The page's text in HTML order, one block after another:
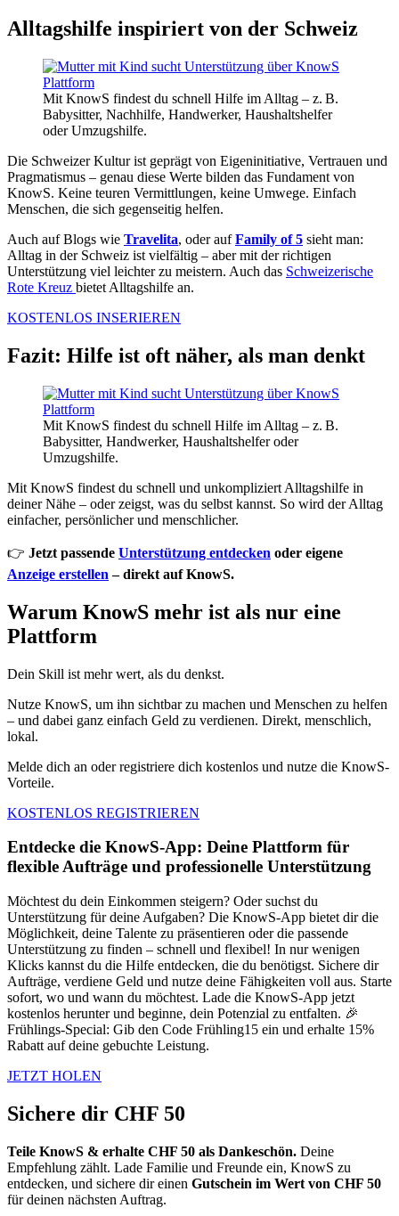
Alltagshilfe inspiriert von der Schweiz
Mit KnowS findest du schnell Hilfe im Alltag – z. B.
Babysitter, Nachhilfe, Handwerker, Haushaltshelfer
oder Umzugshilfe.
Die Schweizer Kultur ist geprägt von Eigeninitiative, Vertrauen und
Pragmatismus – genau diese Werte bilden das Fundament von
KnowS. Keine teuren Vermittlungen, keine Umwege. Einfach
Menschen, die sich gegenseitig helfen.
Auch auf Blogs wie Travelita, oder aufFamily of 5 sieht man:
Alltag in der Schweiz ist vielfältig – aber mit der richtigen
Unterstützung viel leichter zu meistern. Auch das Schweizerische
Rote Kreuz bietet Alltagshilfe an.
KOSTENLOS INSERIEREN
Fazit: Hilfe ist oft näher, als man denkt
Mit KnowS findest du schnell Hilfe im Alltag – z. B.
Babysitter, Handwerker, Haushaltshelfer oder
Umzugshilfe.
Mit KnowS findest du schnell und unkompliziert Alltagshilfe in
deiner Nähe – oder zeigst, was du selbst kannst. So wird der Alltag
einfacher, persönlicher und menschlicher.
👉 Jetzt passende Unterstützung entdecken oder eigene
Anzeige erstellen – direkt auf KnowS.
Warum KnowS mehr ist als nur eine
Plattform
Dein Skill ist mehr wert, als du denkst.
Nutze KnowS, um ihn sichtbar zu machen und Menschen zu helfen
– und dabei ganz einfach Geld zu verdienen. Direkt, menschlich,
lokal.
Melde dich an oder registriere dich kostenlos und nutze die KnowS-
Vorteile.
KOSTENLOS REGISTRIEREN
Entdecke die KnowS-App: Deine Plattform für
flexible Aufträge und professionelle Unterstützung
Möchtest du dein Einkommen steigern? Oder suchst du
Unterstützung für deine Aufgaben? Die KnowS-App bietet dir die
Möglichkeit, deine Talente zu präsentieren oder die passende
Unterstützung zu finden – schnell und flexibel! In nur wenigen
Klicks kannst du die Hilfe entdecken, die du benötigst. Sichere dir
Aufträge, verdiene Geld und nutze deine Fähigkeiten voll aus. Starte
sofort, wo und wann du möchtest. Lade die KnowS-App jetzt
kostenlos herunter und beginne, dein Potenzial zu entfalten. 🎉
Frühlings-Special: Gib den Code Frühling15 ein und erhalte 15%
Rabatt auf deine gebuchte Leistung.
JETZT HOLEN
Sichere dir CHF 50
Teile KnowS & erhalte CHF 50 als Dankeschön. Deine
Empfehlung zählt. Lade Familie und Freunde ein, KnowS zu
entdecken, und sichere dir einen Gutschein im Wert von CHF 50
für deinen nächsten Auftrag.